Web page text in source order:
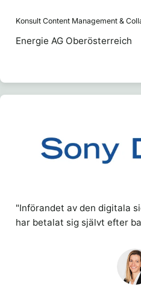
Konsult Content Management &
Energie AG Oberösterreich
"Införandet av den digitala
har betalat sig självt efter